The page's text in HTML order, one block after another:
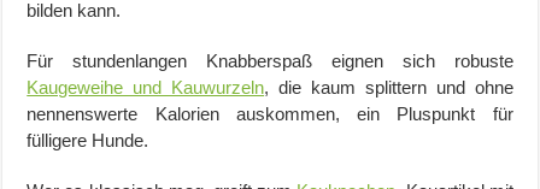
bilden kann.
Für stundenlangen Knabberspaß eignen sich robuste
Kaugeweihe und Kauwurzeln, die kaum splittern und ohne
nennenswerte Kalorien auskommen, ein Pluspunkt für
fülligere Hunde.